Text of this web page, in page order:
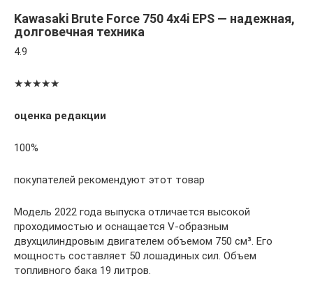
Kawasaki Brute Force 750 4x4i EPS — надежная,
долговечная техника
4.9
★★★★★
оценка редакции
100%
покупателей рекомендуют этот товар
Модель 2022 года выпуска отличается высокой
проходимостью и оснащается V-образным
двухцилиндровым двигателем объемом 750 см³. Его
мощность составляет 50 лошадиных сил. Объем
топливного бака 19 литров.